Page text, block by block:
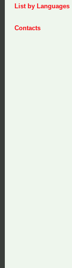
List by Languages
Contacts